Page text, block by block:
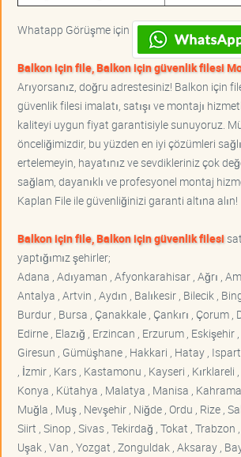
Whatapp Görüşme için
Balkon için file, Balkon için güvenlik filesi
Arıyorsanız, doğru adrestesiniz! Balkon için
güvenlik filesi imalatı, satışı ve montajı
kaliteyi uygun fiyat garantisiyle sunuyoruz.
önceliğimizdir, bu yüzden en iyi çözümleri
ertelemeyin, hayatınız ve sevdikleriniz çok
sağlam, dayanıklı ve profesyonel montaj
Kaplan File ile güvenliğinizi garanti altına alın!
Balkon için file, Balkon için güvenlik filesi
yaptığımız şehirler;
Adana , Adıyaman , Afyonkarahisar , Ağrı ,
Antalya , Artvin , Aydın , Balıkesir , Bilecik ,
Burdur , Bursa , Çanakkale , Çankırı , Çorum ,
Edirne , Elazığ , Erzincan , Erzurum , Eskişehir ,
Giresun , Gümüşhane , Hakkari , Hatay ,
, İzmir , Kars , Kastamonu , Kayseri , Kırklareli ,
Konya , Kütahya , Malatya , Manisa ,
Muğla , Muş , Nevşehir , Niğde , Ordu , Rize ,
Siirt , Sinop , Sivas , Tekirdağ , Tokat , Trabzon ,
Uşak , Van , Yozgat , Zonguldak , Aksaray ,